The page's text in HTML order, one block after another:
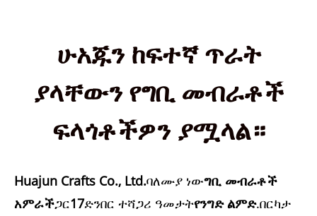
ሁአጁን ከፍተኛ ጥራት
ያላቸውን የግቢ መብራቶች
ፍላጎቶችዎን ያሟላል።
Huajun Crafts Co., Ltd.ባለሙያ ነውግቢ መብራቶች
አምራችጋር17ድንበር ተሻጋሪ ዓመታትየንግድ ልምድ.በርካታ